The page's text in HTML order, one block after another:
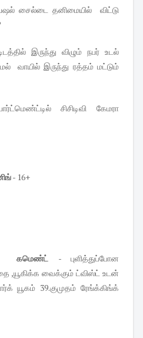
சைல்டை தனிமையில் விட்டு
இருந்து விழும் நபர் உடல்
வாயில் இருந்து ரத்தம் மட்டும்
சிசிடிவி கேமரா
- 16+
கமெண்ட் - புளித்துப்போன
,யூகிக்க வைக்கும் ட்விஸ்ட் உடன்
யூகம் 39.குமுதம் ரேங்க்கிங்க்